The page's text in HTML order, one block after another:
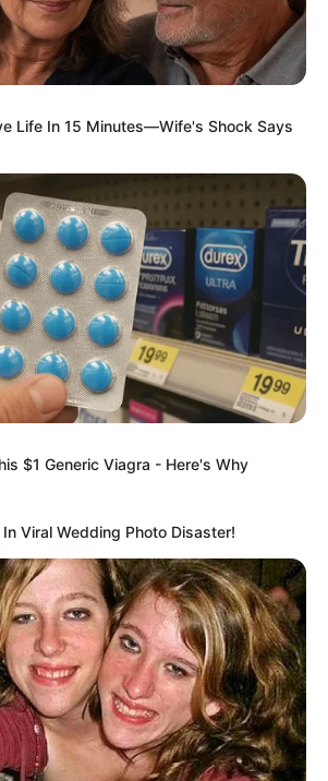
THE CURSE OF WEEPING WOMAN
Life In 15 Minutes—Wife's Shock Says
$1 Generic Viagra - Here's Why
Viral Wedding Photo Disaster!